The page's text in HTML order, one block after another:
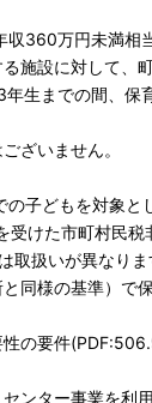
360万円未満相
施設に対して、
生までの間、
ざいません。
子どもを対象と
けた市町村民
扱いが異なりま
同様の基準）で
の要件
ンター事業を